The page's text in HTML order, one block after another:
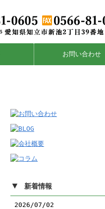
お問い合わせ
▼ 新着情報
2026/07/02